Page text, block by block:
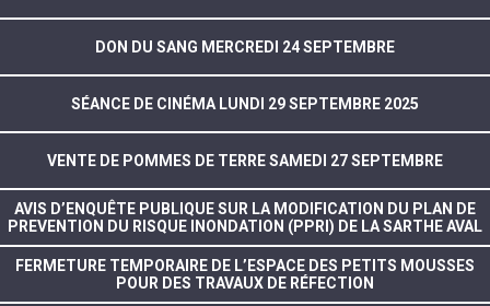
DON DU SANG MERCREDI 24 SEPTEMBRE
SÉANCE DE CINÉMA LUNDI 29 SEPTEMBRE 2025
VENTE DE POMMES DE TERRE SAMEDI 27 SEPTEMBRE
AVIS D’ENQUÊTE PUBLIQUE SUR LA MODIFICATION DU PLAN DE
PREVENTION DU RISQUE INONDATION (PPRI) DE LA SARTHE AVAL
FERMETURE TEMPORAIRE DE L’ESPACE DES PETITS MOUSSES
POUR DES TRAVAUX DE RÉFECTION